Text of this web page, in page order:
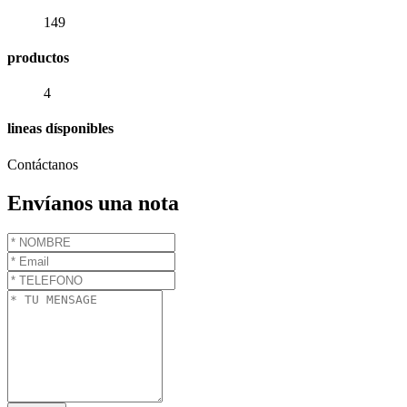
149
productos
4
lineas dísponibles
Contáctanos
Envíanos una nota